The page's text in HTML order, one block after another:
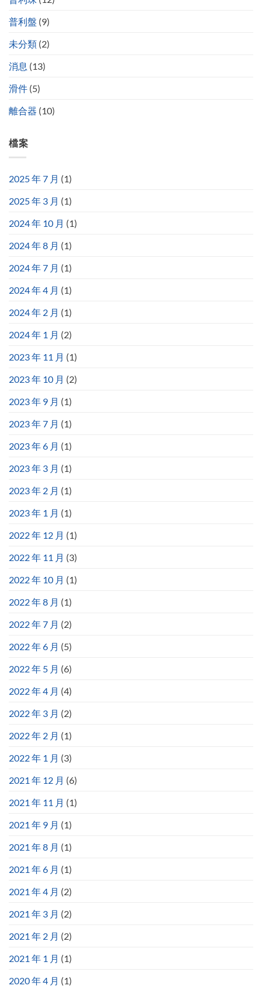
普利盤 (9)
未分類 (2)
消息 (13)
滑件 (5)
離合器 (10)
檔案
2025 年 7 月 (1)
2025 年 3 月 (1)
2024 年 10 月 (1)
2024 年 8 月 (1)
2024 年 7 月 (1)
2024 年 4 月 (1)
2024 年 2 月 (1)
2024 年 1 月 (2)
2023 年 11 月 (1)
2023 年 10 月 (2)
2023 年 9 月 (1)
2023 年 7 月 (1)
2023 年 6 月 (1)
2023 年 3 月 (1)
2023 年 2 月 (1)
2023 年 1 月 (1)
2022 年 12 月 (1)
2022 年 11 月 (3)
2022 年 10 月 (1)
2022 年 8 月 (1)
2022 年 7 月 (2)
2022 年 6 月 (5)
2022 年 5 月 (6)
2022 年 4 月 (4)
2022 年 3 月 (2)
2022 年 2 月 (1)
2022 年 1 月 (3)
2021 年 12 月 (6)
2021 年 11 月 (1)
2021 年 9 月 (1)
2021 年 8 月 (1)
2021 年 6 月 (1)
2021 年 4 月 (2)
2021 年 3 月 (2)
2021 年 2 月 (2)
2021 年 1 月 (1)
2020 年 4 月 (1)